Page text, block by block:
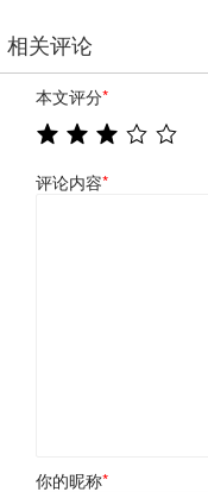
相关评论
本文评分*
评论内容*
你的昵称*